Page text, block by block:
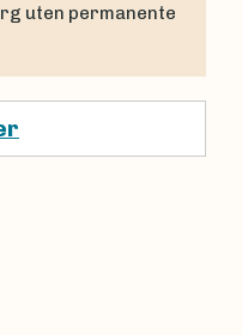
uten permanente